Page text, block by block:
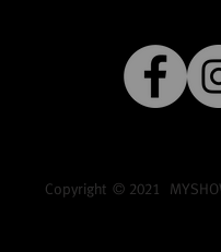
Copyright © 2021